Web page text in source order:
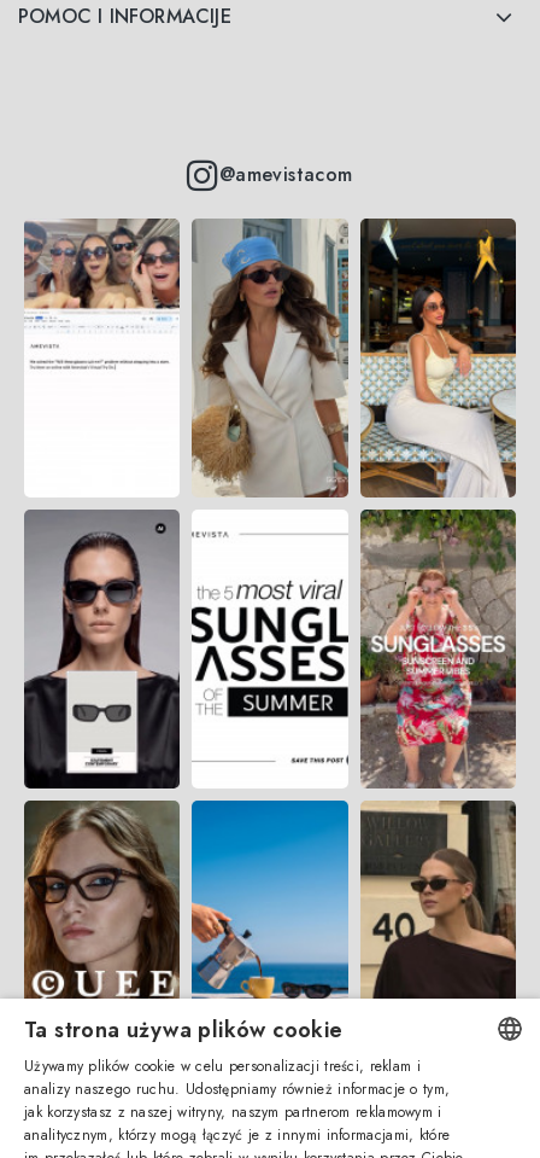
POMOC I INFORMACIJE
@amevistacom
ENGLISH
ITALIAN
Ta strona używa plików cookie
Używamy plików cookie w celu personalizacji treści, reklam i
analizy naszego ruchu. Udostępniamy również informacje o tym,
jak korzystasz z naszej witryny, naszym partnerom reklamowym i
analitycznym, którzy mogą łączyć je z innymi informacjami, które